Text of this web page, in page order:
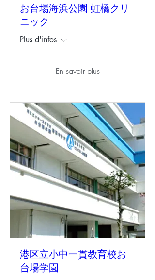
お台場海浜公園 虹橋クリ
ニック
Plus d'infos
En savoir plus
港区立小中一貫教育校お
台場学園